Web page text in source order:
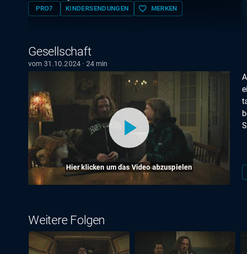
PRO7 KINDERSENDUNGEN favorite_border MERKEN
Gesellschaft
vom 31.10.2024 · 24 min
Hier klicken um das Video abzuspielen
Weitere Folgen